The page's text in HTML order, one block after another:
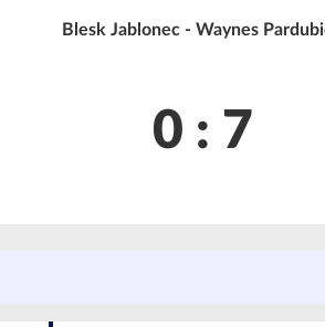
Blesk Jablonec - Waynes
0 : 7